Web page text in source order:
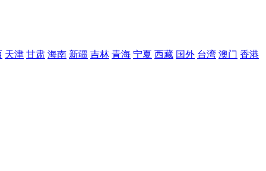
天津 甘肃 海南 新疆 吉林 青海 宁夏 西藏 国外 台湾 澳门 香港